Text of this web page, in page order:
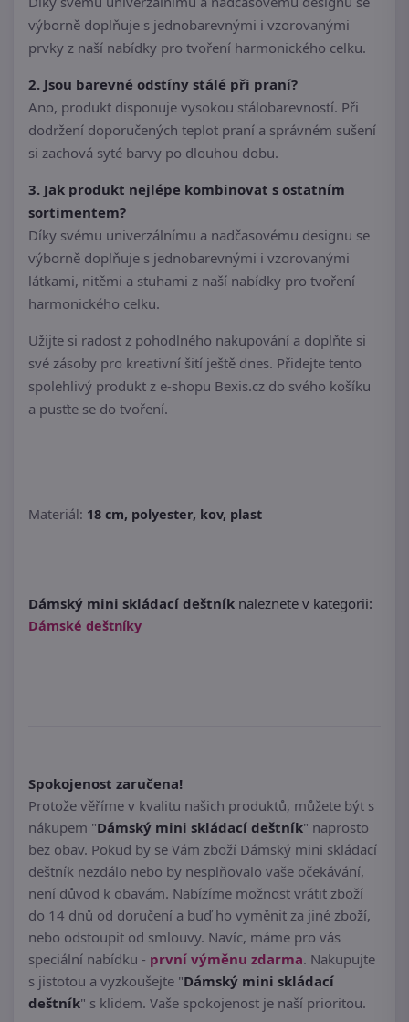
výborně doplňuje s jednobarevnými i vzorovanými
prvky z naší nabídky pro tvoření harmonického celku.
2. Jsou barevné odstíny stálé při praní?
Ano, produkt disponuje vysokou stálobarevností. Při
dodržení doporučených teplot praní a správném sušení
si zachová syté barvy po dlouhou dobu.
3. Jak produkt nejlépe kombinovat s ostatním
sortimentem?
Díky svému univerzálnímu a nadčasovému designu se
výborně doplňuje s jednobarevnými i vzorovanými
látkami, nitěmi a stuhami z naší nabídky pro tvoření
harmonického celku.
Užijte si radost z pohodlného nakupování a doplňte si
své zásoby pro kreativní šití ještě dnes. Přidejte tento
spolehlivý produkt z e-shopu Bexis.cz do svého košíku
a pusťte se do tvoření.
Materiál: 18 cm, polyester, kov, plast
Dámský mini skládací deštník naleznete v kategorii:
Dámské deštníky
Spokojenost zaručena!
Protože věříme v kvalitu našich produktů, můžete být s
nákupem "Dámský mini skládací deštník" naprosto
bez obav. Pokud by se Vám zboží Dámský mini skládací
deštník nezdálo nebo by nesplňovalo vaše očekávání,
není důvod k obavám. Nabízíme možnost vrátit zboží
do 14 dnů od doručení a buď ho vyměnit za jiné zboží,
nebo odstoupit od smlouvy. Navíc, máme pro vás
speciální nabídku - první výměnu zdarma. Nakupujte
s jistotou a vyzkoušejte "Dámský mini skládací
deštník" s klidem. Vaše spokojenost je naší prioritou.